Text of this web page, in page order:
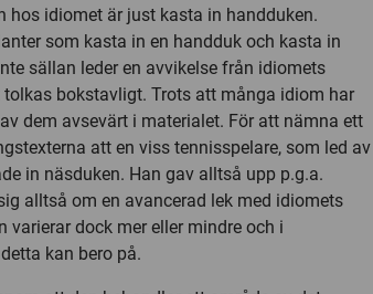
hos idiomet är just kasta in handduken.
som kasta in en handduk och kasta in
sällan leder en avvikelse från idiomets
bokstavligt. Trots att många idiom har
dem avsevärt i materialet. För att nämna ett
att en viss tennisspelare, som led av
in näsduken. Han gav alltså upp p.g.a.
alltså om en avancerad lek med idiomets
varierar dock mer eller mindre och i
kan bero på.